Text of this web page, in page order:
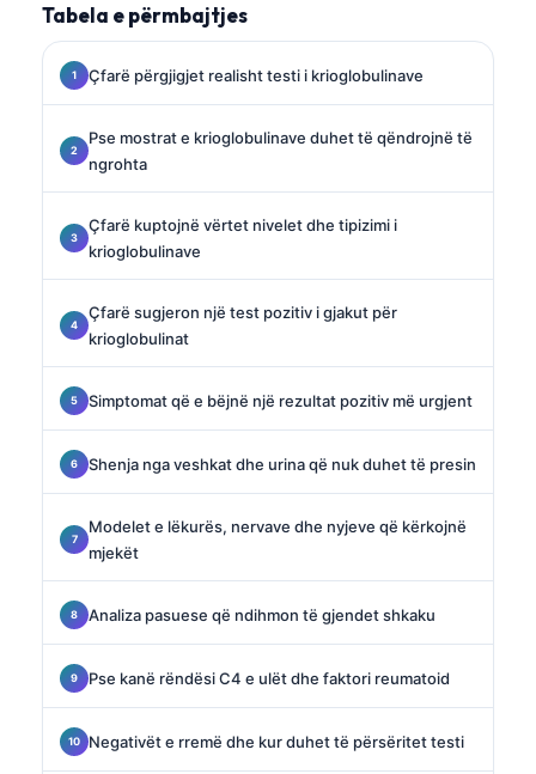
Tabela e përmbajtjes
Çfarë përgjigjet realisht testi i krioglobulinave
Pse mostrat e krioglobulinave duhet të qëndrojnë të
ngrohta
Çfarë kuptojnë vërtet nivelet dhe tipizimi i
krioglobulinave
Çfarë sugjeron një test pozitiv i gjakut për
krioglobulinat
Simptomat që e bëjnë një rezultat pozitiv më urgjent
Shenja nga veshkat dhe urina që nuk duhet të presin
Modelet e lëkurës, nervave dhe nyjeve që kërkojnë
mjekët
Analiza pasuese që ndihmon të gjendet shkaku
Pse kanë rëndësi C4 e ulët dhe faktori reumatoid
Negativët e rremë dhe kur duhet të përsëritet testi